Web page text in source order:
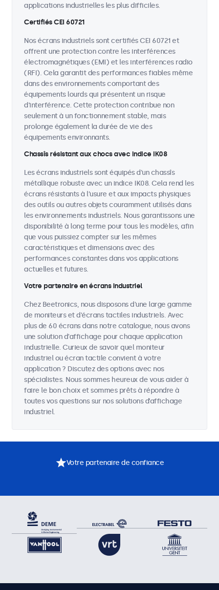
applications industrielles les plus difficiles.
Certifiés CEI 60721
Nos écrans industriels sont certifiés CEI 60721 et
offrent une protection contre les interférences
électromagnétiques (EMI) et les interférences radio
(RFI). Cela garantit des performances fiables même
dans des environnements comportant des
équipements lourds qui présentent un risque
d'interférence. Cette protection contribue non
seulement à un fonctionnement stable, mais
prolonge également la durée de vie des
équipements environnants.
Chassîs résistant aux chocs avec indice IK08
Les écrans industriels sont équipés d'un chassîs
métallique robuste avec un indice IK08. Cela rend les
écrans résistants à l’usure et aux impacts physiques
des outils ou autres objets couramment utilisés dans
les environnements industriels. Nous garantissons une
disponibilité à long terme pour tous les modèles, afin
que vous puissiez compter sur les mêmes
caractéristiques et dimensions avec des
performances constantes dans vos applications
actuelles et futures.
Votre partenaire en écrans industriel
Chez Beetronics, nous disposons d'une large gamme
de moniteurs et d'écrans tactiles industriels. Avec
plus de 60 écrans dans notre catalogue, nous avons
une solution d'affichage pour chaque application
industrielle. Curieux de savoir quel moniteur
industriel ou écran tactile convient à votre
application ? Discutez des options avec nos
spécialistes. Nous sommes heureux de vous aider à
faire le bon choix et sommes prêts à répondre à
toutes vos questions sur nos solutions d’affichage
industriel.
Votre partenaire de confiance